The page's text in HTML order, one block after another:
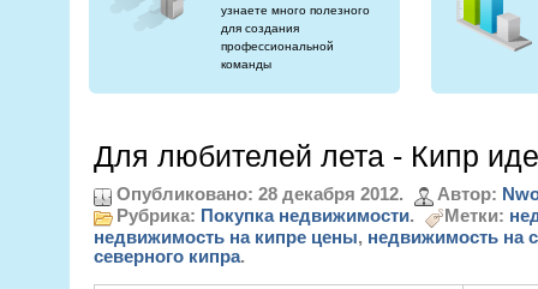
узнаете много полезного
для создания
профессиональной
команды
Для любителей лета - Кипр
Опубликовано: 28 декабря 2012. Автор:
Рубрика: Покупка недвижимости. Метки:
недвижимость на кипре цены, недвижимость на
северного кипра.